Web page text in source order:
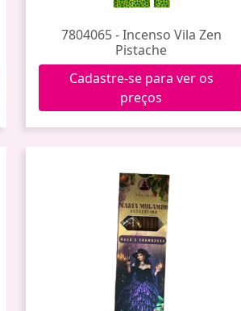
7804065 - Incenso Vila Zen
Pistache
Cadastre-se para ver os
preços